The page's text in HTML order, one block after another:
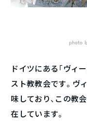
photo
ドイツにある「ヴィ
スト教教会です。ヴ
味しており、この教
在しています。